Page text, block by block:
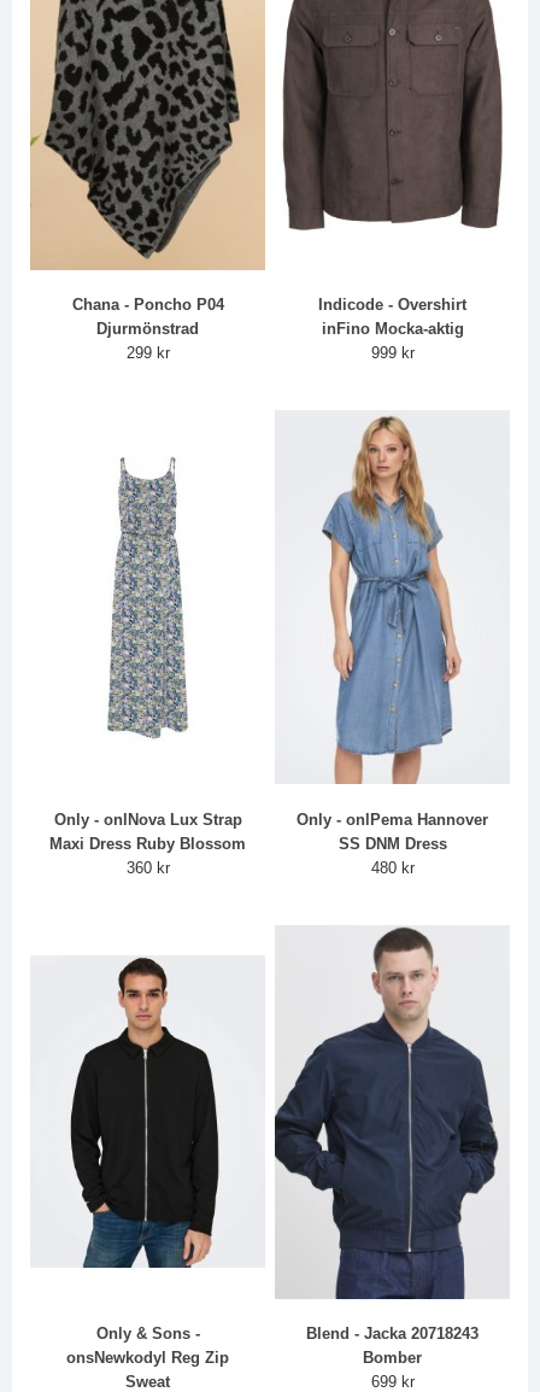
Chana - Poncho P04
Djurmönstrad
299 kr
Indicode - Overshirt
inFino Mocka-aktig
999 kr
Only - onlNova Lux Strap
Maxi Dress Ruby Blossom
360 kr
Only - onlPema Hannover
SS DNM Dress
480 kr
Only & Sons -
onsNewkodyl Reg Zip
Sweat
Blend - Jacka 20718243
Bomber
699 kr